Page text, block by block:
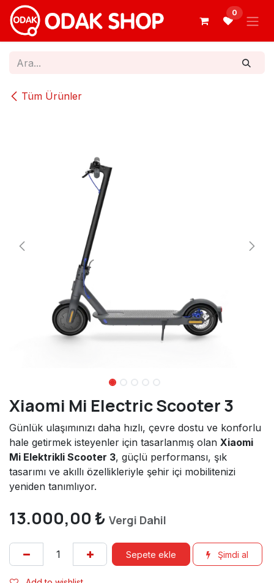
İçereği Atla
0
Tüm Ürünler
Xiaomi Mi Electric Scooter 3
Günlük ulaşımınızı daha hızlı, çevre dostu ve konforlu
hale getirmek isteyenler için tasarlanmış olan Xiaomi
Mi Elektrikli Scooter 3, güçlü performansı, şık
tasarımı ve akıllı özellikleriyle şehir içi mobilitenizi
yeniden tanımlıyor.
13.000,00 ₺ Vergi Dahil
Sepete ekle Şimdi al